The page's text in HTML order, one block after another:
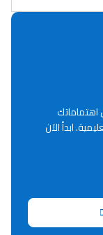
اهتماماتك
ابدأ الآن